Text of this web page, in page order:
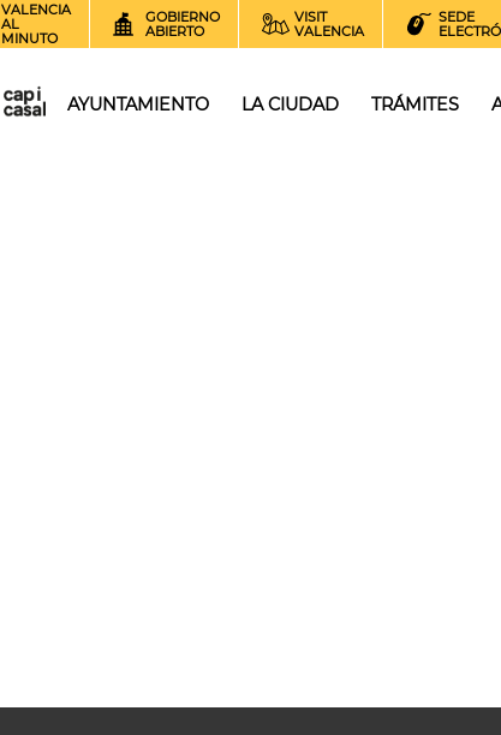
VALENCIA
AL
MINUTO
GOBIERNO
ABIERTO
VISIT
VALENCIA
SEDE
AYUNTAMIENTO LA CIUDAD TRÁMITES